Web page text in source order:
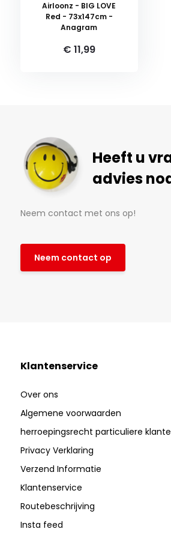
Airloonz - BIG LOVE
Red - 73x147cm -
Anagram
€ 11,99
Heeft u
advies
Neem contact met ons op!
Neem contact op
Klantenservice
Over ons
Algemene voorwaarden
herroepingsrecht particuliere
Privacy Verklaring
Verzend Informatie
Klantenservice
Routebeschrijving
Insta feed